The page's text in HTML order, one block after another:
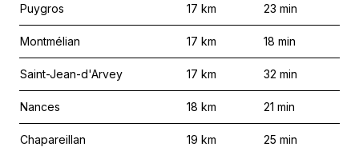
Puygros 17 km 23 min
Montmélian 17 km 18 min
Saint-Jean-d'Arvey 17 km 32 min
Nances 18 km 21 min
Chapareillan 19 km 25 min